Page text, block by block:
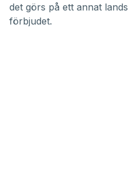
det görs på ett annat
förbjudet.